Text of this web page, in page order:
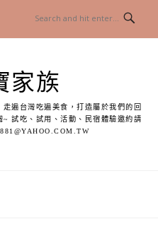
家族
遍台灣吃遍美食，打造屬於我們的回
試吃、試用、活動、民宿體驗邀約請